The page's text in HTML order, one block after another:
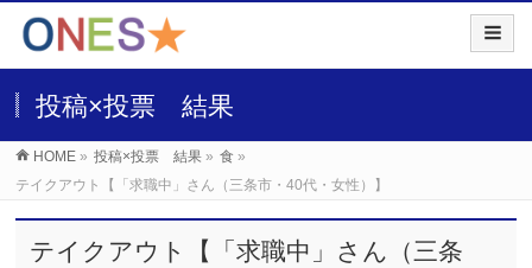
投稿×投票 結果
HOME » 投稿×投票 結果 » 食 »
テイクアウト【「求職中」さん（三条市・40代・女性）】
テイクアウト【「求職中」さん（三条